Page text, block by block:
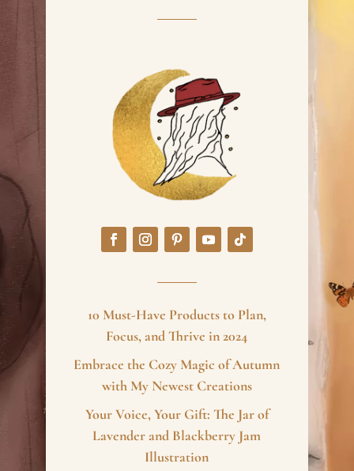
10 Must-Have Products to Plan,
Focus, and Thrive in 2024
Embrace the Cozy Magic of Autumn
with My Newest Creations
Your Voice, Your Gift: The Jar of
Lavender and Blackberry Jam
Illustration